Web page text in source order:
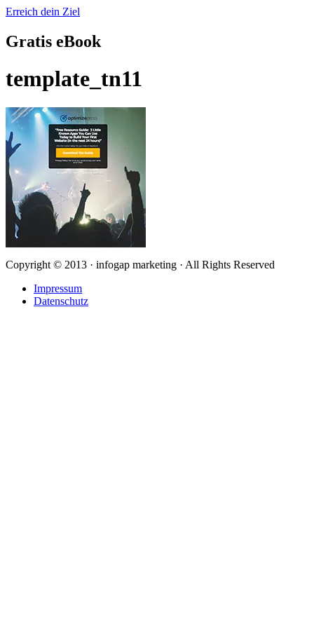
Erreich dein Ziel
Gratis eBook
template_tn11
Copyright © 2013 · infogap marketing · All Rights Reserved
Impressum
Datenschutz